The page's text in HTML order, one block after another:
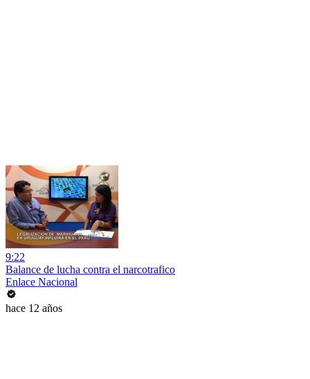
9:22
Balance de lucha contra el narcotrafico
Enlace Nacional
hace 12 años